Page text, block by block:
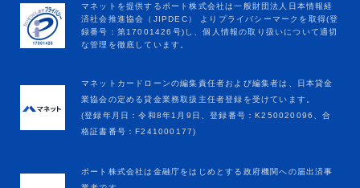
マネットカードローンの編集責任者および編集者は、日本貸金
業協会の定める貸金業務取扱主任者登録を受けています。
(登録年月日：令和8年1月9日、登録番号：K250020096、合
格証書番号：F241000177)
ポート株式会社は金融庁をはじめとする政府機関への届出済事